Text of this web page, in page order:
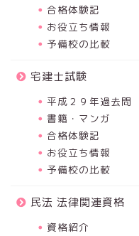
合格体験記
お役立ち情報
予備校の比較
宅建士試験
平成２９年過去問
書籍・マンガ
合格体験記
お役立ち情報
予備校の比較
民法 法律関連資格
資格紹介